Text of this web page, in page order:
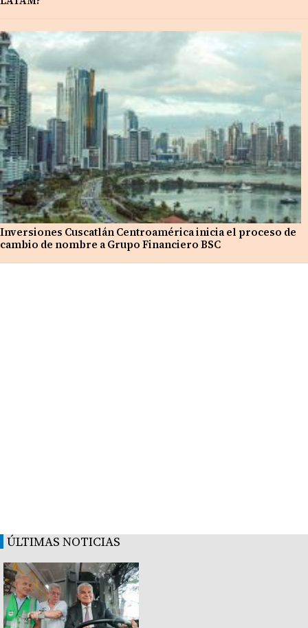
Inversiones Cuscatlán Centroamérica inicia el proceso de
cambio de nombre a Grupo Financiero BSC
ÚLTIMAS NOTICIAS